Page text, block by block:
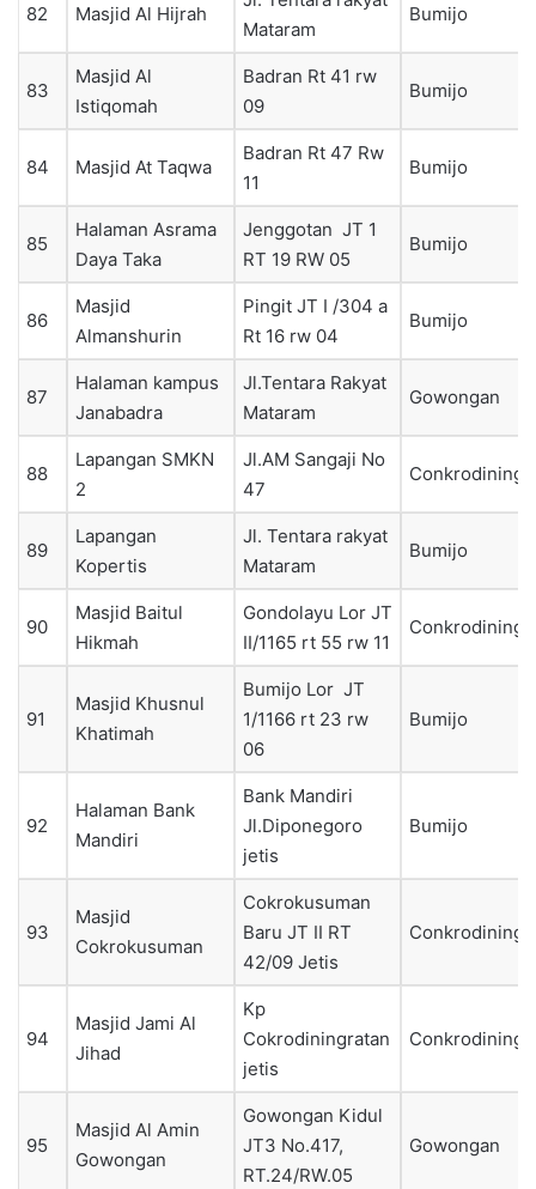
82 Masjid Al Hijrah
Mataram
Bumijo
83
Masjid Al
Istiqomah
Badran Rt 41 rw
09
Bumijo
84 Masjid At Taqwa
Badran Rt 47 Rw
11
Bumijo
85
Halaman Asrama
Daya Taka
Jenggotan JT 1
RT 19 RW 05
Bumijo
86
Masjid
Almanshurin
Pingit JT I /304 a
Rt 16 rw 04
Bumijo
87
Halaman kampus
Janabadra
Jl.Tentara Rakyat
Mataram
Gowongan
88
Lapangan SMKN
2
Jl.AM Sangaji No
47
89
Lapangan
Kopertis
Jl. Tentara rakyat
Mataram
Bumijo
90
Masjid Baitul
Hikmah
Gondolayu Lor JT
II/1165 rt 55 rw 11
91
Masjid Khusnul
Khatimah
Bumijo Lor JT
1/1166 rt 23 rw
06
Bumijo
92
Halaman Bank
Mandiri
Bank Mandiri
Jl.Diponegoro
jetis
Bumijo
93
Masjid
Cokrokusuman
Cokrokusuman
Baru JT II RT
42/09 Jetis
94
Masjid Jami Al
Jihad
Kp
Cokrodiningratan
jetis
95
Masjid Al Amin
Gowongan
Gowongan Kidul
JT3 No.417,
RT.24/RW.05
Gowongan